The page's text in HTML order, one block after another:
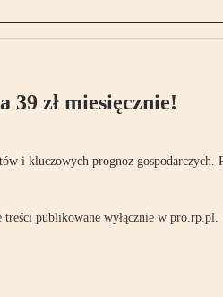
39 zł miesięcznie!
i kluczowych prognoz gospodarczych.
publikowane wyłącznie w pro.rp.pl.